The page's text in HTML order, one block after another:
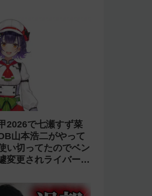
2026で七瀬すず菜
山本浩二がやって
い切ってたのでベン
変更されライバーの